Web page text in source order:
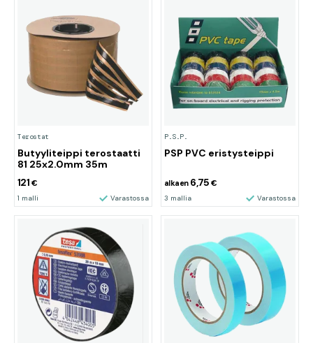
Terostat
Butyyliteippi terostaatti
81 25x2.0mm 35m
121 €
1 malli Varastossa
P.S.P.
PSP PVC eristysteippi
alkaen 6,75€
3 mallia Varastossa